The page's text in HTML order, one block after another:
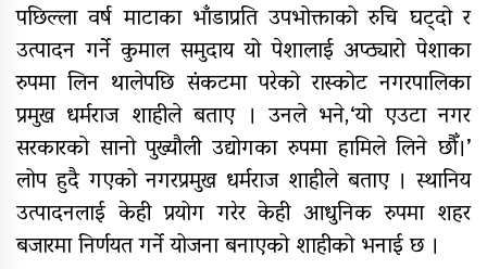
पछिल्ला वर्ष माटाका भाँडाप्रति उपभोक्ताको रुचि घट्दो र
उत्पादन गर्ने कुमाल समुदाय यो पेशालाई अप्ठ्यारो पेशाका
रुपमा लिन थालेपछि संकटमा परेको रास्कोट नगरपालिका
प्रमुख धर्मराज शाहीले बताए । उनले भने,‘यो एउटा नगर
सरकारको सानो पुख्यौली उद्योगका रुपमा हामिले लिने छौँ।’
लोप हुदै गएको नगरप्रमुख धर्मराज शाहीले बताए । स्थानिय
उत्पादनलाई केही प्रयोग गरेर केही आधुनिक रुपमा शहर
बजारमा निर्णयत गर्ने योजना बनाएको शाहीको भनाई छ ।